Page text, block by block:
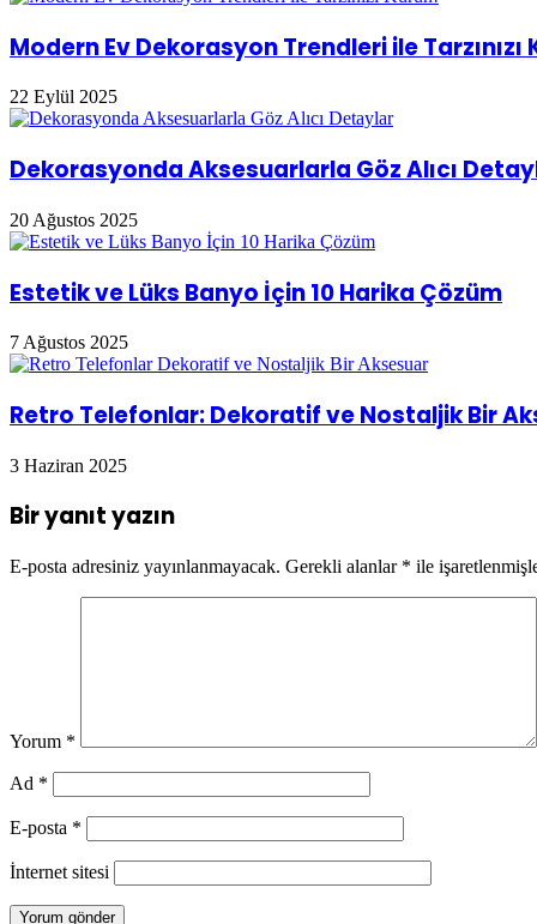
Modern Ev Dekorasyon Trendleri ile Tarzınızı
22 Eylül 2025
Dekorasyonda Aksesuarlarla Göz Alıcı
20 Ağustos 2025
Estetik ve Lüks Banyo İçin 10 Harika Çözüm
7 Ağustos 2025
Retro Telefonlar: Dekoratif ve Nostaljik Bir
3 Haziran 2025
Bir yanıt yazın
E-posta adresiniz yayınlanmayacak. Gerekli alanlar * ile
Yorum *
Ad *
E-posta *
İnternet sitesi